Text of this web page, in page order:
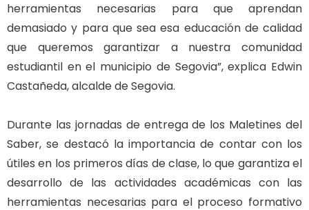
herramientas necesarias para que aprendan
demasiado y para que sea esa educación de calidad
que queremos garantizar a nuestra comunidad
estudiantil en el municipio de Segovia”, explica Edwin
Castañeda, alcalde de Segovia.
Durante las jornadas de entrega de los Maletines del
Saber, se destacó la importancia de contar con los
útiles en los primeros días de clase, lo que garantiza el
desarrollo de las actividades académicas con las
herramientas necesarias para el proceso formativo